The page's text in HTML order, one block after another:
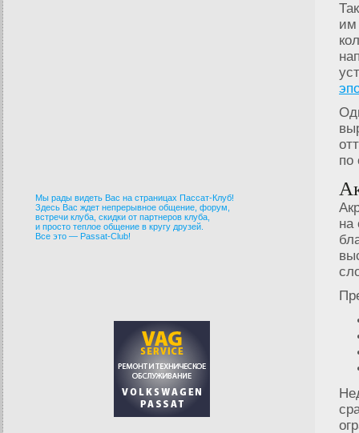
Мы рады видеть Вас на страницах Пассат-Клуб!
Здесь Вас ждет непрерывное общение, форум,
встречи клуба, скидки от партнеров клуба,
и просто теплое общение в кругу друзей.
Все это — Passat-Club!
им
по
на